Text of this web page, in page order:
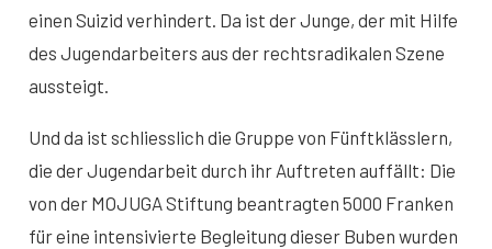
einen Suizid verhindert. Da ist der Junge, der mit Hilfe
des Jugendarbeiters aus der rechtsradikalen Szene
aussteigt.
Und da ist schliesslich die Gruppe von Fünftklässlern,
die der Jugendarbeit durch ihr Auftreten auffällt: Die
von der MOJUGA Stiftung beantragten 5000 Franken
für eine intensivierte Begleitung dieser Buben wurden